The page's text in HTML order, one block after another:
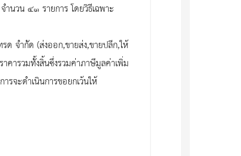
นวน ๔๑ รายการ โดยวิธีเฉพาะ
จำกัด (ส่งออก,ขายส่ง,ขายปลีก,ให้
คารวมทั้งสิ้นซึ่งรวมค่าภาษีมูลค่าเพิ่ม
รจะดำเนินการขอยกเว้นให้